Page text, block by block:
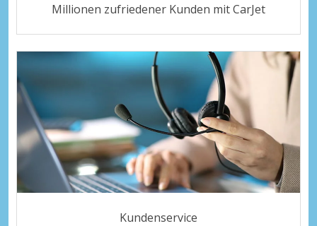
Millionen zufriedener Kunden mit CarJet
Kundenservice